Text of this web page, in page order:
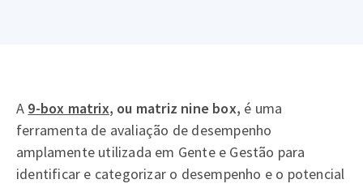
A 9-box matrix, ou matriz nine box, é uma
ferramenta de avaliação de desempenho
amplamente utilizada em Gente e Gestão para
identificar e categorizar o desempenho e o potencial